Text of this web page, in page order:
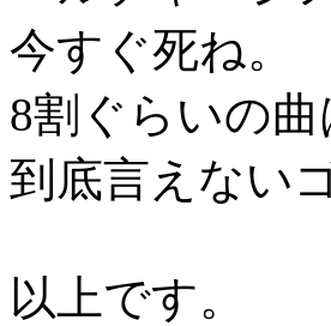
今すぐ死ね。
8割ぐらいの
到底言えない
以上です。